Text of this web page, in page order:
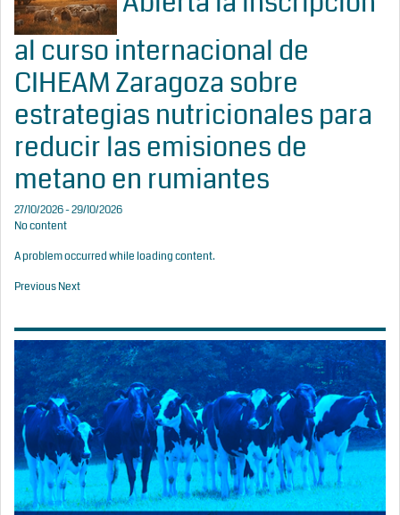
al curso internacional de
CIHEAM Zaragoza sobre
estrategias nutricionales para
reducir las emisiones de
metano en rumiantes
27/10/2026 - 29/10/2026
No content
A problem occurred while loading content.
PreviousNext